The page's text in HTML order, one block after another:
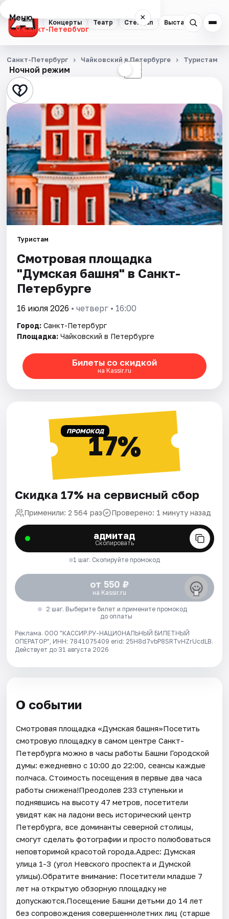
Концерты Театр Стендап Выставки
Меню ×
Санкт-Петербург
Концерты
Театр
Стендап
Выставки
Квесты
Экскурсии
Спорт
События
Города
Площадки
Артисты
Рейтинги
Ночной режим ☾
Санкт-Петербург Чайковский в Петербурге Туристам
Туристам
Смотровая площадка
"Думская башня" в Санкт-
Петербурге
16 июля 2026 • четверг • 16:00
Город: Санкт-Петербург
Площадка: Чайковский в Петербурге
Билеты со скидкой
на Kassir.ru
ПРОМОКОД17%
Скидка 17% на сервисный сбор
Применили: 2 564 раз Проверено: 1 минуту назад
адмитад
Скопировать
1 шаг. Скопируйте промокод
от 550 ₽
на Kassir.ru
2 шаг. Выберите билет и примените промокод
до оплаты
Реклама. ООО "КАССИР.РУ-НАЦИОНАЛЬНЫЙ БИЛЕТНЫЙ
ОПЕРАТОР", ИНН: 7841075409 erid: 25H8d7vbP8SRTvHZrUcdLB.
Действует до 31 августа 2026
О событии
Смотровая площадка «Думская башня»Посетить
смотровую площадку в самом центре Санкт-
Петербурга можно в часы работы Башни Городской
думы: ежедневно с 10:00 до 22:00, сеансы каждые
полчаса. Стоимость посещения в первые два часа
работы снижена!Преодолев 233 ступеньки и
поднявшись на высоту 47 метров, посетители
увидят как на ладони весь исторический центр
Петербурга, все доминанты северной столицы,
смогут сделать фотографии и просто полюбоваться
неповторимой красотой города.Адрес: Думская
улица 1-3 (угол Невского проспекта и Думской
улицы).Обратите внимание: Посетители младше 7
лет на открытую обзорную площадку не
допускаются.Посещение Башни детьми до 14 лет
без сопровождения совершеннолетних лиц (старше